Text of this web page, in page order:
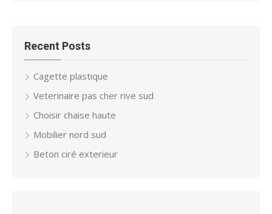
Recent Posts
Cagette plastique
Veterinaire pas cher rive sud
Choisir chaise haute
Mobilier nord sud
Beton ciré exterieur